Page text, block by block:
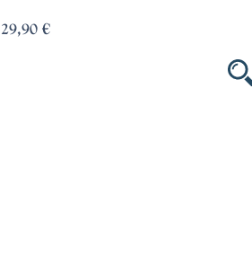
29,90 €